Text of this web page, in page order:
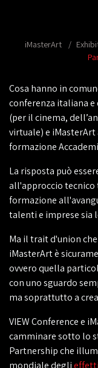
iMasterArt
Cosa hanno in
conferenza italiana
(per il cinema,
virtuale) e
formazione
La risposta può
all'approccio tecnico
formazione
talenti e imprese sia
Ma il trait d'union
iMasterArt è
ovvero quella
con uno sguardo
ma soprattutto a
VIEW Conference e
camminare sotto lo
Partnership che
mondiale degli